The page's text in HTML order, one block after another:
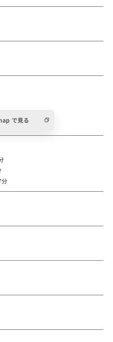
渋谷まで乗り換えなしで行
。
ールなど医療施設も近くに
飲食店が充実していて朝食
の切替で経費削減が出来る
やすいエリアです。
人暮らしなどに、家具家電
安ウィークリー・マンスリ
ださい。
お待ちしております。
で見る